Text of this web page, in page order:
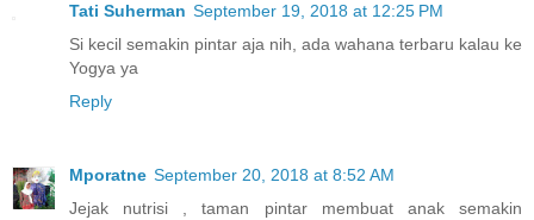
Tati Suherman September 19, 2018 at 12:25 PM
Si kecil semakin pintar aja nih, ada wahana terbaru kalau ke
Yogya ya
Reply
Mporatne September 20, 2018 at 8:52 AM
Jejak nutrisi , taman pintar membuat anak semakin